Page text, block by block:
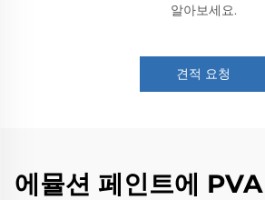
알아보세요.
견적 요청
에뮬션 페인트에